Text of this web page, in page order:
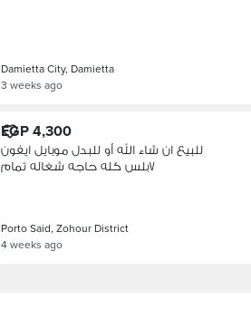
Damietta City, Damietta
3 weeks ago
EGP 4,300
للبيع ان شاء الله أو للبدل موبايل ايفون
٧بلس كله حاجه شغاله تمام
Porto Said, Zohour District
4 weeks ago